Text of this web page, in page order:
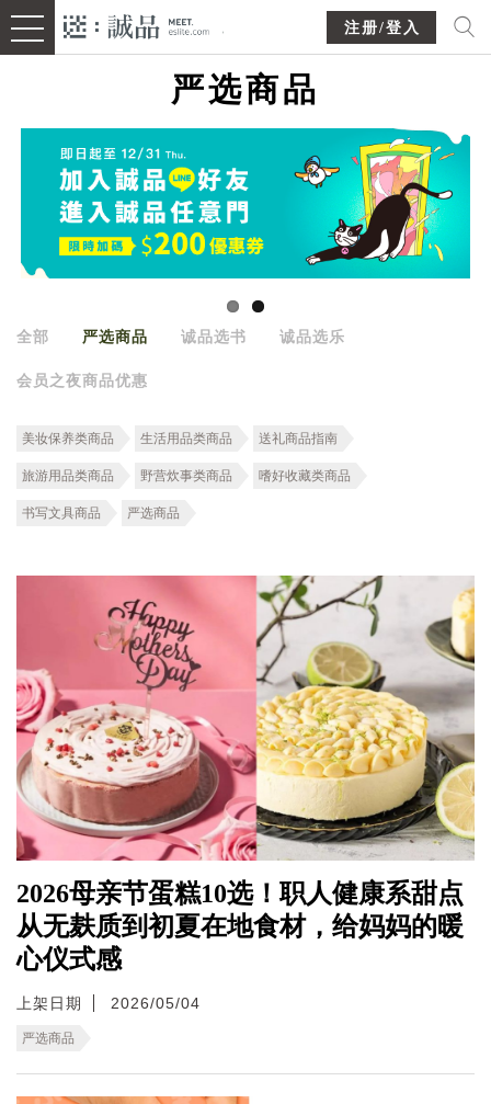
注册/登入
严选商品
全部 严选商品 诚品选书 诚品选乐
会员之夜商品优惠
美妆保养类商品 生活用品类商品 送礼商品指南
旅游用品类商品 野营炊事类商品 嗜好收藏类商品
书写文具商品 严选商品
2026母亲节蛋糕10选！职人健康系甜点
从无麸质到初夏在地食材，给妈妈的暖
心仪式感
上架日期 2026/05/04
严选商品